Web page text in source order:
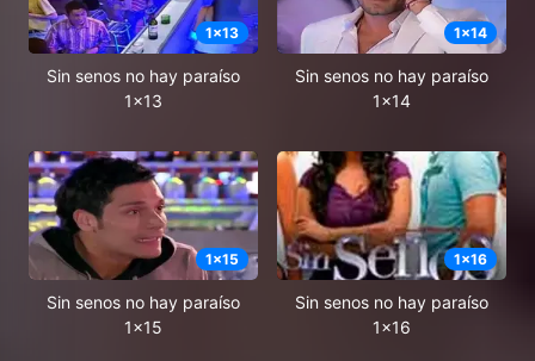
1x13
Sin senos no hay paraíso
1x13
1x14
Sin senos no hay paraíso
1x14
1x15
Sin senos no hay paraíso
1x15
1x16
Sin senos no hay paraíso
1x16